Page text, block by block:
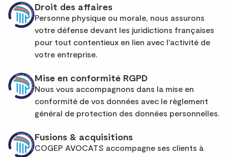
Droit des affaires
Personne physique ou morale, nous assurons
votre défense devant les juridictions françaises
pour tout contentieux en lien avec l'activité de
votre entreprise.
Mise en conformité RGPD
Nous vous accompagnons dans la mise en
conformité de vos données avec le règlement
général de protection des données personnelles.
Fusions & acquisitions
COGEP AVOCATS accompagne ses clients à